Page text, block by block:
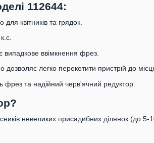
112644:
квітників та грядок.
випадкове ввімкнення фрез.
дозволяє легко перекотити пристрій до
фрез та надійний черв'ячний редуктор.
невеликих присадибних ділянок (до 5-